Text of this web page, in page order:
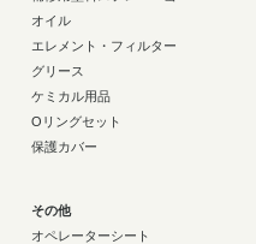
オイル
エレメント・フィルター
グリース
ケミカル用品
Oリングセット
保護カバー
その他
オペレーターシート